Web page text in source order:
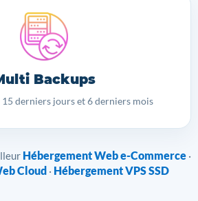
Backups
15 derniers jours et 6 derniers mois
Hébergement Web e-Commerce ·
Cloud · Hébergement VPS SSD